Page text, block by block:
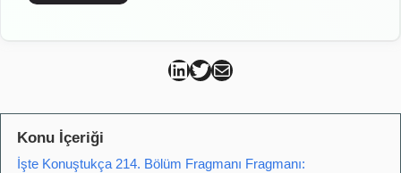
Can Kütahya Linkedin
Can Kütahya Twitter
Can Kütahya Mail
Konu İçeriği
İşte Konuştukça 214. Bölüm Fragmanı Fragmanı: